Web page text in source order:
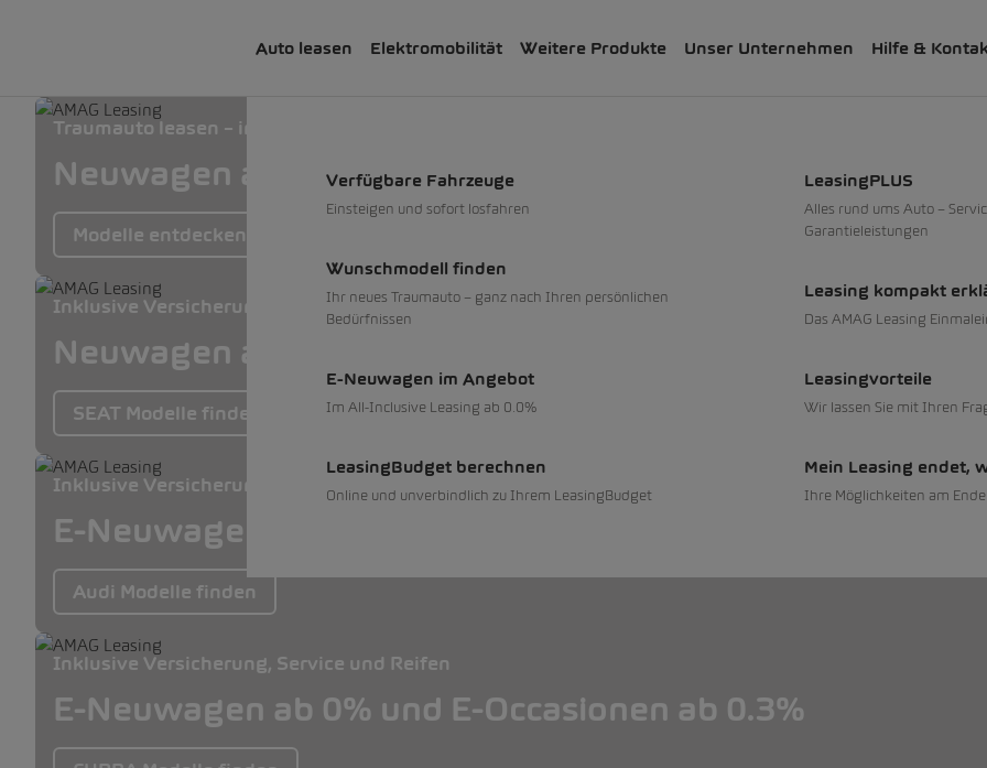
Auto leasen Elektromobilität Weitere Produkte Unser Unternehmen Hilfe &
Verfügbare Fahrzeuge
Einsteigen und sofort losfahren
Wunschmodell finden
Ihr neues Traumauto – ganz nach Ihren persönlichen
Bedürfnissen
E-Neuwagen im Angebot
Im All-Inclusive Leasing ab 0.0%
LeasingBudget berechnen
Online und unverbindlich zu Ihrem LeasingBudget
LeasingPLUS
Alles rund ums Auto –
Garantieleistungen
Leasing kompakt
Das AMAG Leasing
Leasingvorteile
Wir lassen Sie mit Ihren
Mein Leasing endet,
Ihre Möglichkeiten am
Traumauto leasen – inkl. Versicherung, Service und Reifen
Neuwagen ab 0% und Occasionen ab 0.99%
Modelle entdecken
Inklusive Versicherung, Service und Reifen
Neuwagen ab 0% und Occasionen ab 0.3%
SEAT Modelle finden
Inklusive Versicherung, Service und Reifen
E-Neuwagen ab 0% und E-Occasionen ab 0.3%
Audi Modelle finden
Inklusive Versicherung, Service und Reifen
E-Neuwagen ab 0% und E-Occasionen ab 0.3%